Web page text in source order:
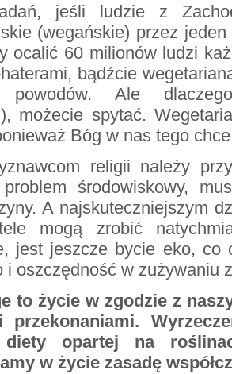
jeśli ludzie z
(wegańskie) przez
ocalić 60 milionów ludzi
bądźcie
powodów. Ale
możecie spytać.
Bóg w nas tego
religii należy
środowiskowy,
A najskuteczniejszym
mogą zrobić
jest jeszcze bycie eko, co
i oszczędność w zużywaniu
to życie w zgodzie z
przekonaniami.
diety opartej na
w życie zasadę